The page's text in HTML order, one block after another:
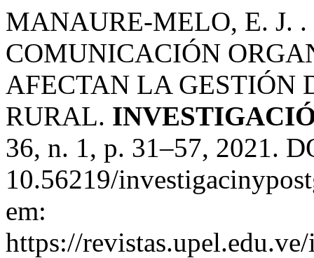
MANAURE-MELO, E. J.
COMUNICACIÓN
AFECTAN LA GESTIÓN
RURAL.
36, n. 1, p. 31–57, 2021.
10.56219/
em:
https://